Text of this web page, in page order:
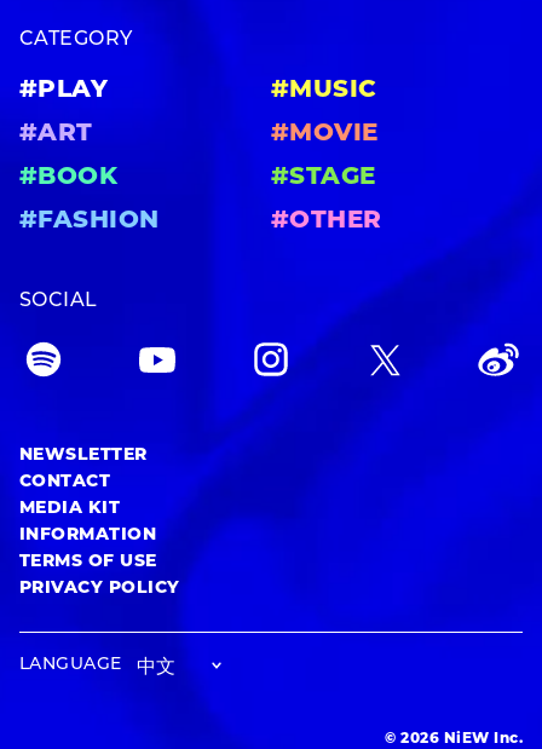
CATEGORY
#PLAY
#MUSIC
#ART
#MOVIE
#BOOK
#STAGE
#FASHION
#OTHER
SOCIAL
NEWSLETTER
CONTACT
MEDIA KIT
INFORMATION
TERMS OF USE
PRIVACY POLICY
LANGUAGE
© 2026 NiEW Inc.